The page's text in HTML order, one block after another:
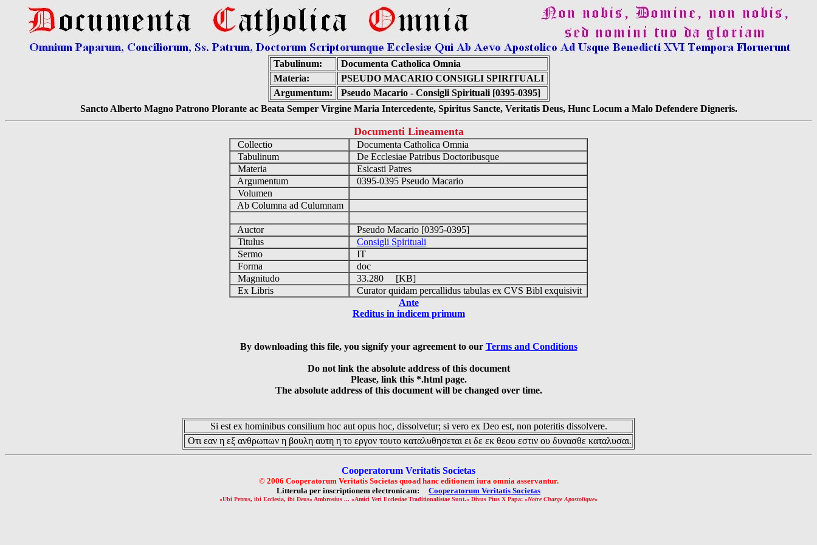
Tabulinum:
Documenta Catholica Omnia
Materia:
PSEUDO MACARIO CONSIGLI SPIRITUALI
Argumentum:
Pseudo Macario - Consigli Spirituali [0395-0395]
Sancto Alberto Magno Patrono Plorante ac Beata Semper Virgine Maria Intercedente, Spiritus Sancte, Veritatis Deus, Hunc Locum a Malo Defendere Digneris.
Documenti Lineamenta
Collectio
Documenta Catholica Omnia
Tabulinum
De Ecclesiae Patribus Doctoribusque
Materia
Esicasti Patres
Argumentum
0395-0395 Pseudo Macario
Volumen
Ab Columna ad Culumnam
Auctor
Pseudo Macario [0395-0395]
Titulus
Consigli Spirituali
Sermo
IT
Forma
doc
Magnitudo
33.280 [KB]
Ex Libris
Curator quidam percallidus tabulas ex CVS Bibl exquisivit
Ante
Reditus in indicem primum
By downloading this file, you signify your agreement to our Terms and Conditions
Do not link the absolute address of this document
Please, link this *.html page.
The absolute address of this document will be changed over time.
Si est ex hominibus consilium hoc aut opus hoc, dissolvetur; si vero ex Deo est, non poteritis dissolvere.
Οτι εαν η εξ ανθρωπων η βουλη αυτη η το εργον τουτο καταλυθησεται ει δε εκ θεου εστιν ου δυνασθε καταλυσαι.
Cooperatorum Veritatis Societas
© 2006 Cooperatorum Veritatis Societas quoad hanc editionem iura omnia asservantur.
Litterula per inscriptionem electronicam: Cooperatorum Veritatis Societas
«Ubi Petrus, ibi Ecclesia, ibi Deus» Ambrosius ... «Amici Veri Ecclesiae Traditionalistae Sunt.» Divus Pius X Papa: «Notre Charge Apostolique»